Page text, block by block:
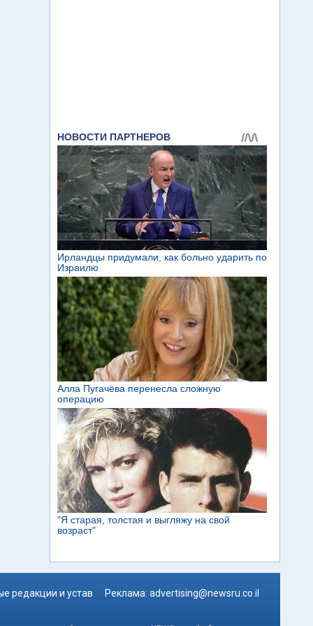
редакции и устав Реклама: advertising@newsru.co.il